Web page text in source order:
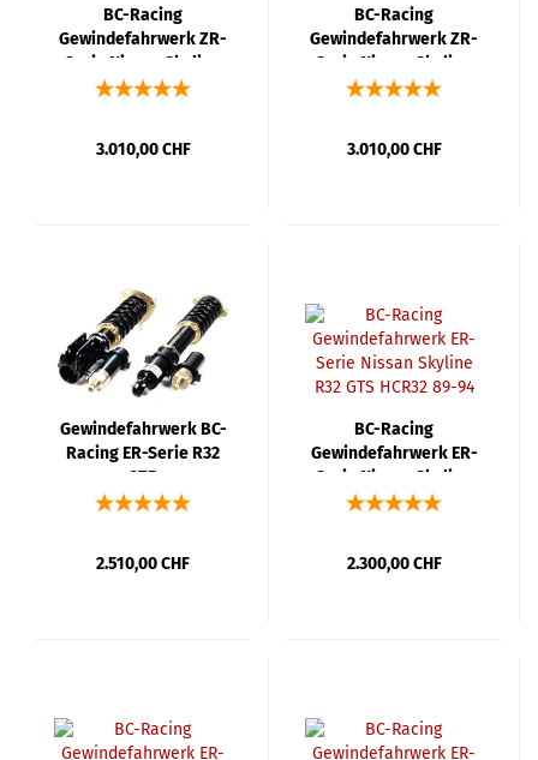
BC-Racing
Gewindefahrwerk ZR-
Serie Nissan Skyline
R33 GTS ECR33 93-98
3.010,00 CHF
BC-Racing
Gewindefahrwerk ZR-
Serie Nissan Skyline
R34 GTS ER34 98-01
3.010,00 CHF
Gewindefahrwerk BC-
Racing ER-Serie R32
GTR
2.510,00 CHF
BC-Racing
Gewindefahrwerk ER-
Serie Nissan Skyline
R32 GTS HCR32 89-94
2.300,00 CHF